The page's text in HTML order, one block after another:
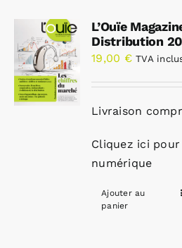
L’Ouïe
Distribution
19,00 € TVA
Livraison
Cliquez ici
numérique
Ajouter au
panier